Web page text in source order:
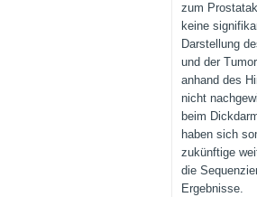
zum
keine
Darstellung
und der
anhand des
nicht
beim
haben sich
zukünftige
die
Ergebnisse.